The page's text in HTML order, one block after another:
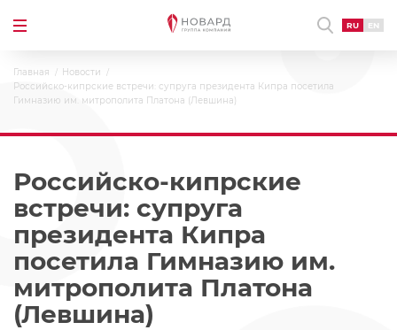
RU EN
Главная
Новости
Российско-кипрские встречи: супруга президента Кипра посетила
Гимназию им. митрополита Платона (Левшина)
Российско-кипрские
встречи: супруга
президента Кипра
посетила Гимназию им.
митрополита Платона
(Левшина)